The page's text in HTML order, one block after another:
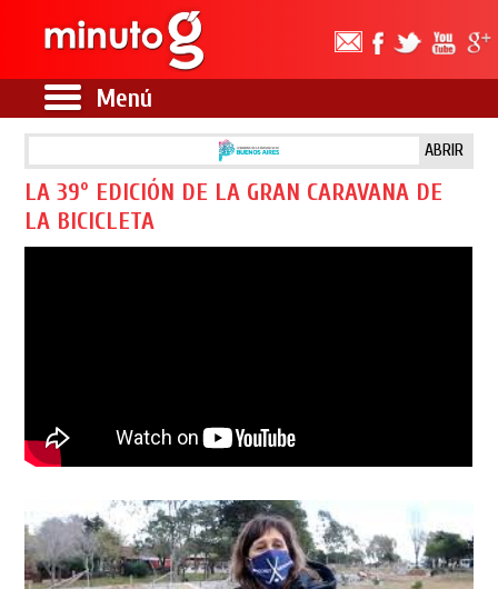
Menú
ABRIR
LA 39º EDICIÓN DE LA GRAN CARAVANA DE
LA BICICLETA